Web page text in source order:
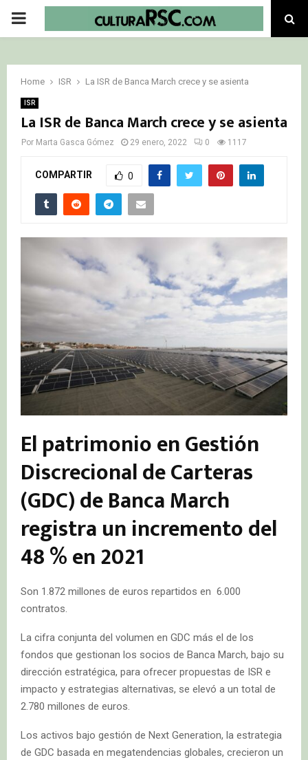
PRIMARY
Home ISR La ISR de Banca March crece y se asienta
ISR
La ISR de Banca March crece y se asienta
Por Marta Gasca Gómez 29 enero, 2022 0 1117
COMPARTIR 0
El patrimonio en Gestión
Discrecional de Carteras
(GDC) de Banca March
registra un incremento del
48 % en 2021
Son 1.872 millones de euros repartidos en 6.000
contratos.
La cifra conjunta del volumen en GDC más el de los
fondos que gestionan los socios de Banca March, bajo su
dirección estratégica, para ofrecer propuestas de ISR e
impacto y estrategias alternativas, se elevó a un total de
2.780 millones de euros.
Los activos bajo gestión de Next Generation, la estrategia
de GDC basada en megatendencias globales, crecieron un